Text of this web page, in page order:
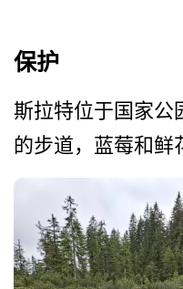
保护
斯拉特位于国家公
的步道，蓝莓和鲜